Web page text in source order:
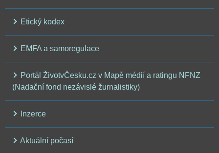
Etický kodex
EMFA a samoregulace
Portál ŽivotvČesku.cz v Mapě médií a ratingu NFNZ
(Nadační fond nezávislé žurnalistiky)
Inzerce
Aktuální počasí